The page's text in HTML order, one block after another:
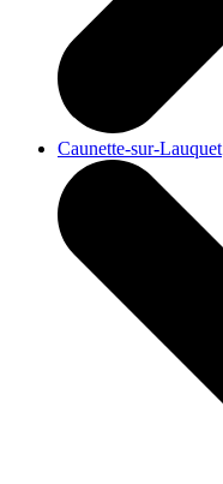
Caunette-sur-Lauquet